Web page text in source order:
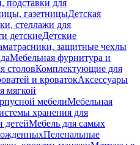
подставки для
газетницыДетская
стеллажи для
детскиеДетские
защитные чехлы
Мебельная фурнитура и
столовКомплектующие для
и кроватокАксессуары
мягкой
мебелиМебельная
хранения для
детейМебель для самых
Пеленальные